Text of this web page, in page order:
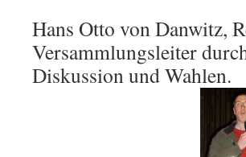
Hans Otto von Danwitz,
Versammlungsleiter
Diskussion und Wahlen.